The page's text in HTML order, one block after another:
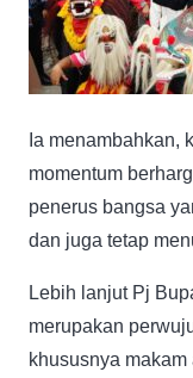
Ia menambahkan,
momentum
penerus bangsa
dan juga tetap
Lebih lanjut Pj
merupakan
khususnya